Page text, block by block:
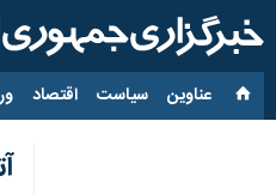
عناوین‌ سیاست اقتصاد